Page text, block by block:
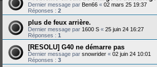
Dernier message par Ben66 « 02 mars 25 19:37
Réponses : 2
plus de feux arrière.
Dernier message par 1600 S « 25 juin 24 16:27
Réponses : 1
[RESOLU] G40 ne démarre pas
Dernier message par snowrider « 02 juin 24 10:01
Réponses : 3